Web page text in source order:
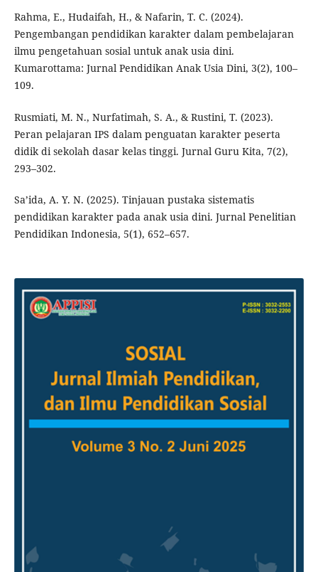
Rahma, E., Hudaifah, H., & Nafarin, T. C. (2024).
Pengembangan pendidikan karakter dalam pembelajaran
ilmu pengetahuan sosial untuk anak usia dini.
Kumarottama: Jurnal Pendidikan Anak Usia Dini, 3(2), 100–
109.
Rusmiati, M. N., Nurfatimah, S. A., & Rustini, T. (2023).
Peran pelajaran IPS dalam penguatan karakter peserta
didik di sekolah dasar kelas tinggi. Jurnal Guru Kita, 7(2),
293–302.
Sa’ida, A. Y. N. (2025). Tinjauan pustaka sistematis
pendidikan karakter pada anak usia dini. Jurnal Penelitian
Pendidikan Indonesia, 5(1), 652–657.